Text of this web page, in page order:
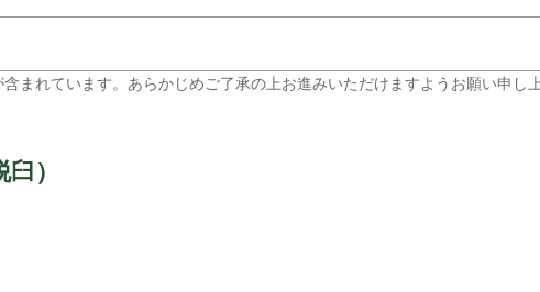
まれています。あらかじめご了承の上お進みいただけますようお願い申し上
）